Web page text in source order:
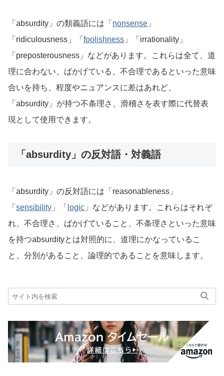
「absurdity」の類義語には「 nonsense 」
「ridiculousness」「 foolishness 」「irrationality」
「preposterousness」などがあります。これらは全て、道
理に合わない、ばかげている、不合理であるといった意味
合いを持ち、程度やニュアンスに差はあれど、
「absurdity」が持つ不条理さ、滑稽さを表す際に代替表
現として使用できます。
「absurdity」の反対語・対義語
「absurdity」の反対語には「reasonableness」
「 sensibility 」「 logic 」などがあります。これらはそれぞ
れ、不合理さ、ばかげていること、不条理さといった意味
を持つabsurdityとは対照的に、道理にかなっているこ
と、分別があること、論理的であることを意味します。